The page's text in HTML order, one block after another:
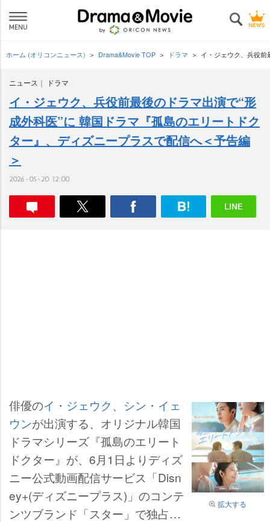
ホーム (オリコンニュース) Drama&Movie TOP ドラマ イ・ジェウク、兵役
ニュース ドラマ
イ・ジェウク、兵役前最後のドラマ出演で“形
成外科医”に 韓国ドラマ『孤島のエリートドク
ター』、ディズニープラスで配信へ＜予告編
＞
2026-05-20 12:00
拡大する
俳優のイ・ジェウク、 シン・イェ
ウンが出演する、オリジナル韓国
ドラマシリーズ『孤島のエリート
ドクター』が、6月1日よりディズ
ニー公式動画配信サービス「Disn
ey+(ディズニープラス)」のコンテ
ンツブランド「スター」で独占配